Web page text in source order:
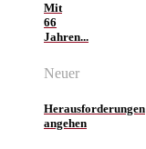
Mit
66
Jahren...
Neuer
Herausforderungen
angehen